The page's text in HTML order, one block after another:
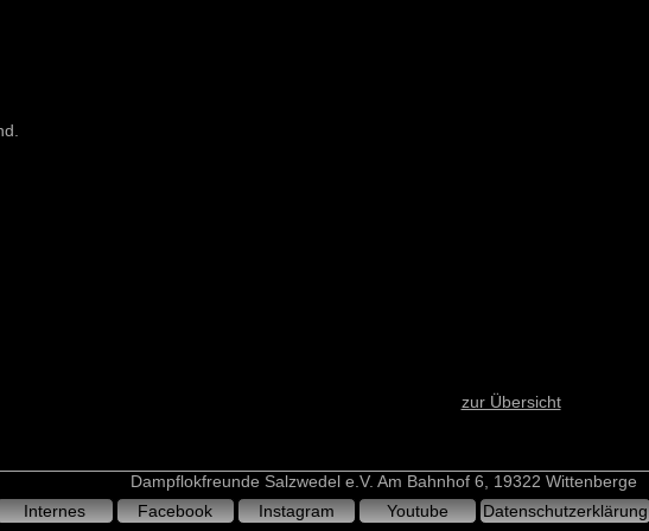
zur Übersicht
Dampflokfreunde Salzwedel e.V. Am Bahnhof 6, 19322 Wittenberge
Internes
Facebook Instagram Youtube Datenschutzerklärung